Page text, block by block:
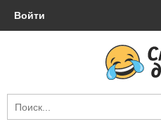
Войти